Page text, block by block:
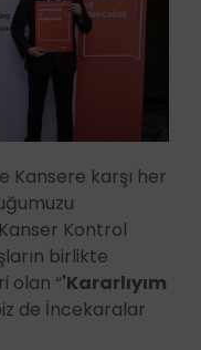
Kansere karşı her
Kontrol
birlikte
olan “'Kararlıyım
de İncekaralar